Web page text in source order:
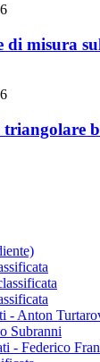
di misura
- Anton
Subranni
- Federico